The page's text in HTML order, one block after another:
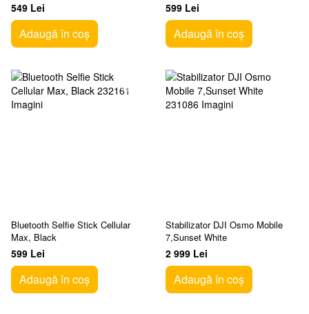
549 Lei
Adaugă în coș
599 Lei
Adaugă în coș
Bluetooth Selfie Stick Cellular
Max, Black
599 Lei
Adaugă în coș
Stabilizator DJI Osmo Mobile
7,Sunset White
2 999 Lei
Adaugă în coș